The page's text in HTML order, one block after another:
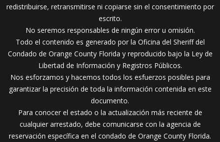
redistribuirse, retransmitirse ni copiarse sin el consentimiento por
escrito.
No seremos responsables de ningún error u omisión.
Todo el contenido es generado por la Oficina del Sheriff del
Condado de Orange County Florida y reproducido bajo la Ley de
Libertad de Información y Registros Públicos.
Nos esforzamos y hacemos todos los esfuerzos posibles para
garantizar la precisión de toda la información contenida en este
documento.
Para conocer el estado o la actualización más reciente de
cualquier arrestado, debe comunicarse con la agencia de
reservación específica en el condado de Orange County Florida.